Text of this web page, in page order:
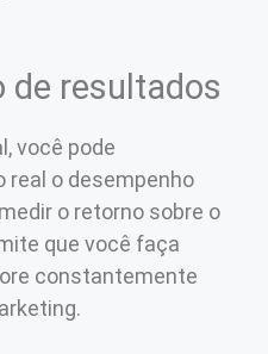
de resultados
você pode
real o desempenho
o retorno sobre o
que você faça
constantemente